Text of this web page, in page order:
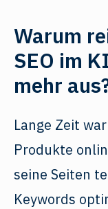
Warum
SEO im
mehr
Lange Zeit war
Produkte
seine Seiten
Keywords